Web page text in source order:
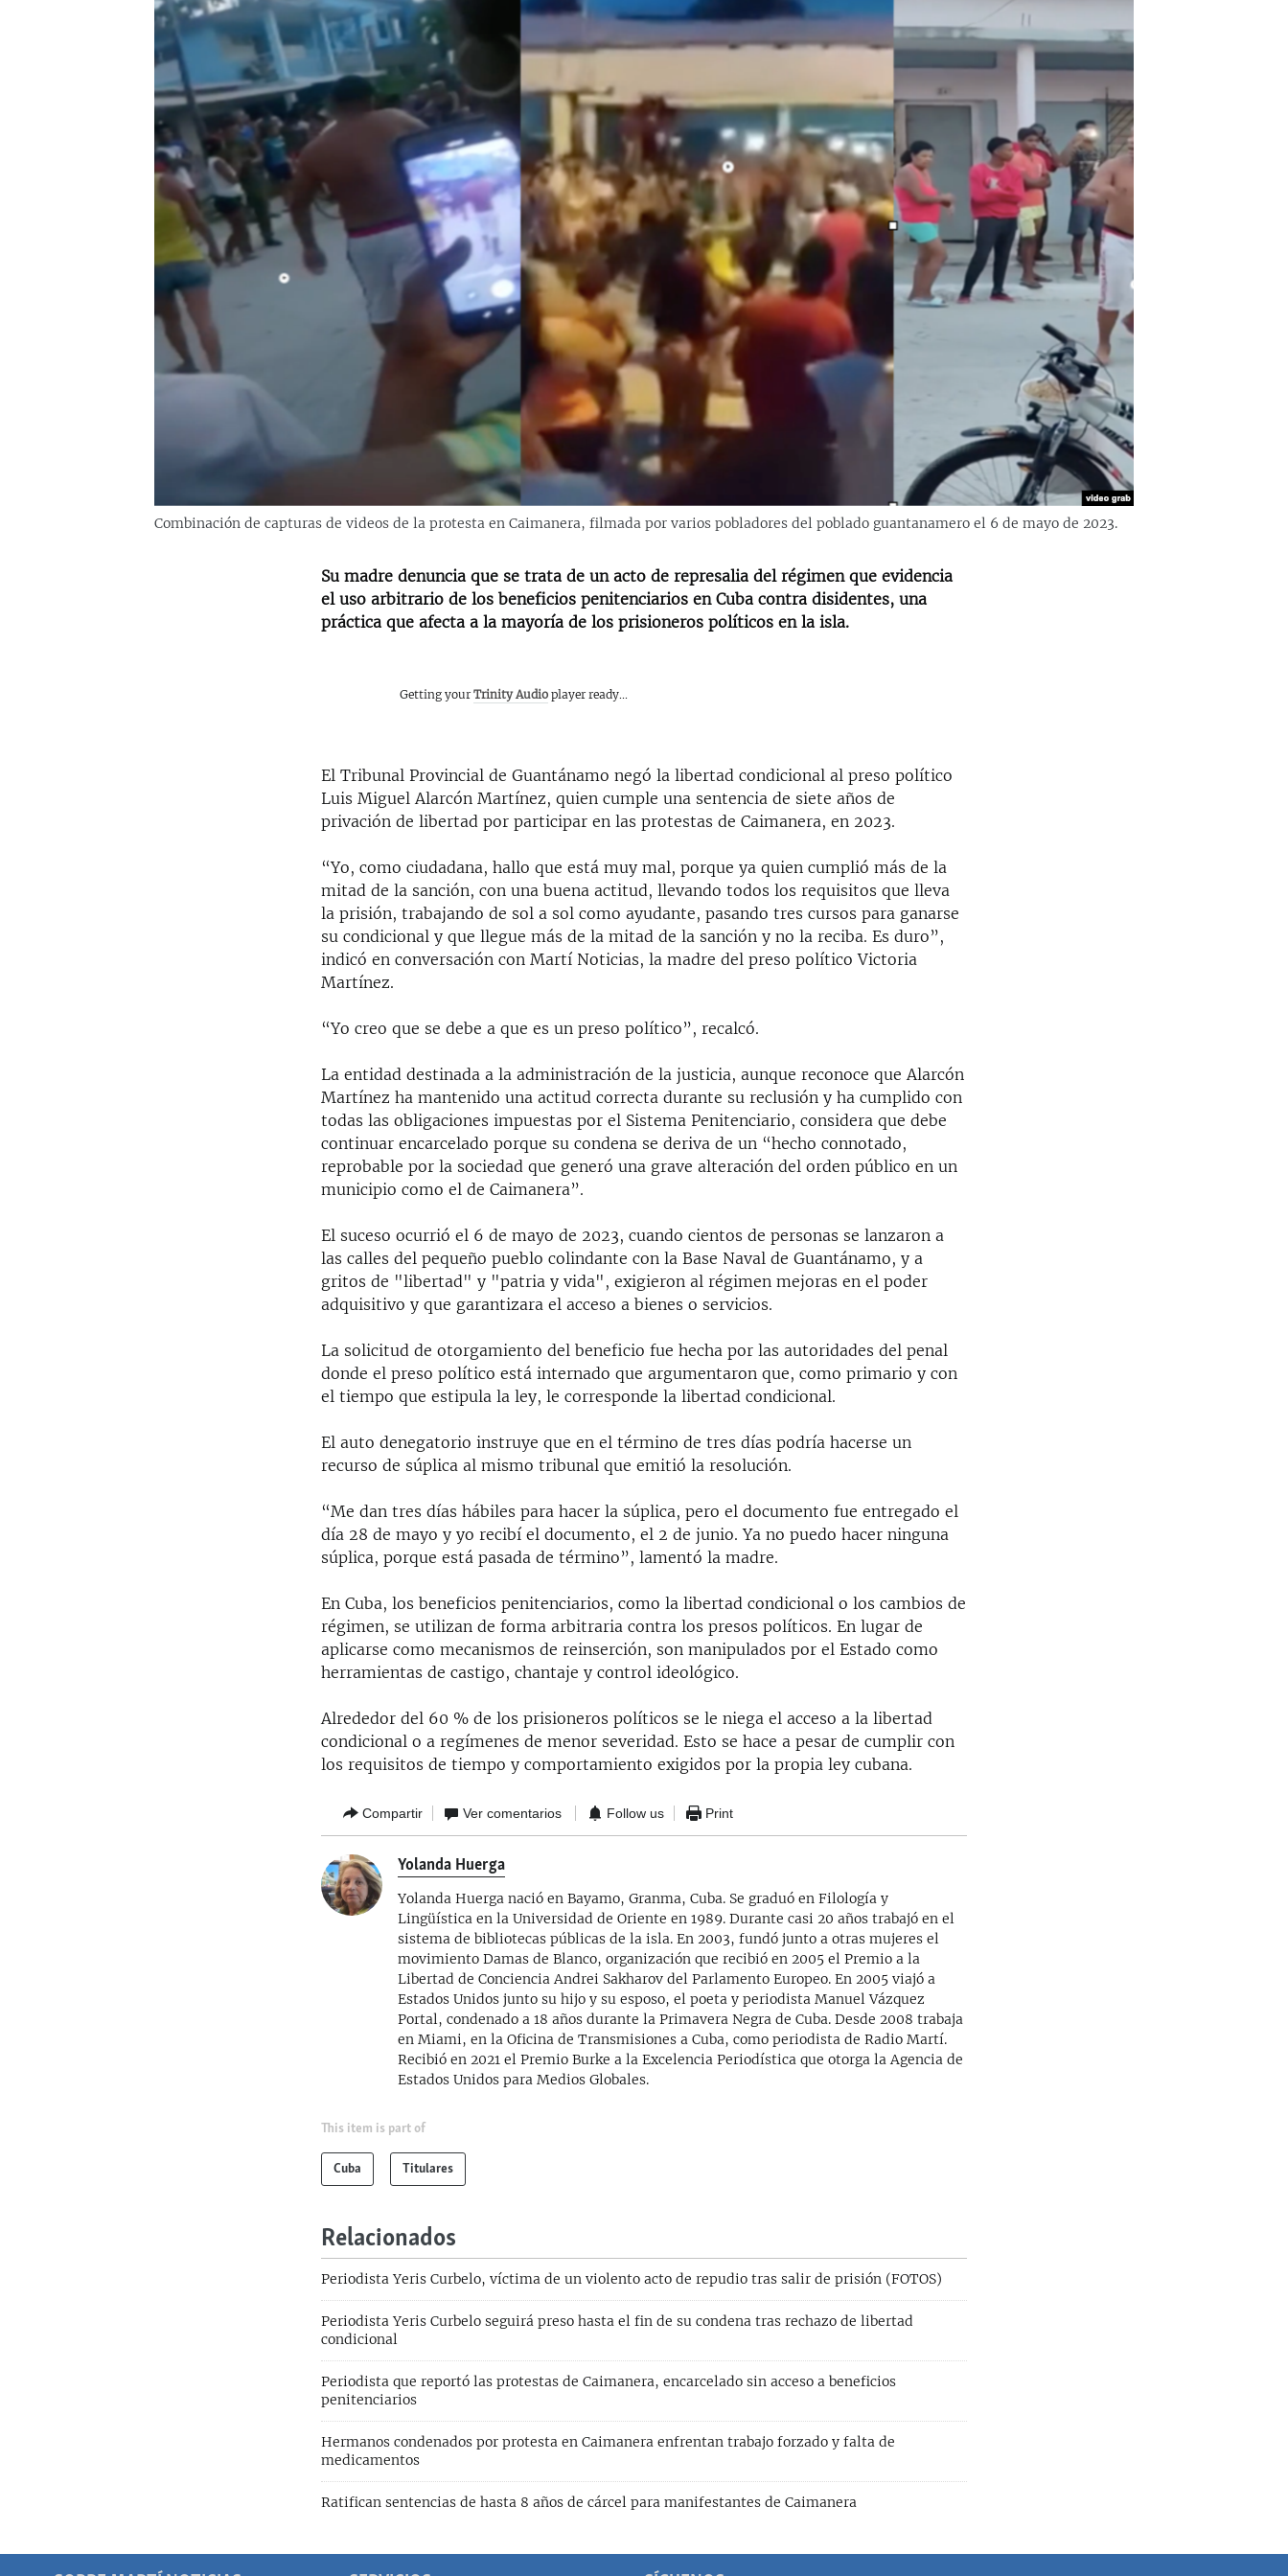
LA REALIDAD DE LA VIVIENDA EN
SER VIEJO EN CUBA
LOS SANTOS DE HIALEAH
DESINFORMACIÓN RUSA EN
LA INVASIÓN DE RUSIA A UCRANIA
Combinación de capturas de videos de la protesta en Caimanera, filmada por varios pobladores del poblado guantanamero el 6 de mayo de 2023.
Su madre denuncia que se trata de un acto de represalia del régimen que evidencia
el uso arbitrario de los beneficios penitenciarios en Cuba contra disidentes, una
práctica que afecta a la mayoría de los prisioneros políticos en la isla.
Getting yourTrinity Audio player ready...
El Tribunal Provincial de Guantánamo negó la libertad condicional al preso político
Luis Miguel Alarcón Martínez, quien cumple una sentencia de siete años de
privación de libertad por participar en las protestas de Caimanera, en 2023.
“Yo, como ciudadana, hallo que está muy mal, porque ya quien cumplió más de la
mitad de la sanción, con una buena actitud, llevando todos los requisitos que lleva
la prisión, trabajando de sol a sol como ayudante, pasando tres cursos para ganarse
su condicional y que llegue más de la mitad de la sanción y no la reciba. Es duro”,
indicó en conversación con Martí Noticias, la madre del preso político Victoria
Martínez.
“Yo creo que se debe a que es un preso político”, recalcó.
La entidad destinada a la administración de la justicia, aunque reconoce que Alarcón
Martínez ha mantenido una actitud correcta durante su reclusión y ha cumplido con
todas las obligaciones impuestas por el Sistema Penitenciario, considera que debe
continuar encarcelado porque su condena se deriva de un “hecho connotado,
reprobable por la sociedad que generó una grave alteración del orden público en un
municipio como el de Caimanera”.
El suceso ocurrió el 6 de mayo de 2023, cuando cientos de personas se lanzaron a
las calles del pequeño pueblo colindante con la Base Naval de Guantánamo, y a
gritos de "libertad" y "patria y vida", exigieron al régimen mejoras en el poder
adquisitivo y que garantizara el acceso a bienes o servicios.
La solicitud de otorgamiento del beneficio fue hecha por las autoridades del penal
donde el preso político está internado que argumentaron que, como primario y con
el tiempo que estipula la ley, le corresponde la libertad condicional.
El auto denegatorio instruye que en el término de tres días podría hacerse un
recurso de súplica al mismo tribunal que emitió la resolución.
“Me dan tres días hábiles para hacer la súplica, pero el documento fue entregado el
día 28 de mayo y yo recibí el documento, el 2 de junio. Ya no puedo hacer ninguna
súplica, porque está pasada de término”, lamentó la madre.
En Cuba, los beneficios penitenciarios, como la libertad condicional o los cambios de
régimen, se utilizan de forma arbitraria contra los presos políticos. En lugar de
aplicarse como mecanismos de reinserción, son manipulados por el Estado como
herramientas de castigo, chantaje y control ideológico.
Alrededor del 60 % de los prisioneros políticos se le niega el acceso a la libertad
condicional o a regímenes de menor severidad. Esto se hace a pesar de cumplir con
los requisitos de tiempo y comportamiento exigidos por la propia ley cubana.
Compartir Ver comentarios Follow us Print
Yolanda Huerga
Yolanda Huerga nació en Bayamo, Granma, Cuba. Se graduó en Filología y
Lingüística en la Universidad de Oriente en 1989. Durante casi 20 años trabajó en el
sistema de bibliotecas públicas de la isla. En 2003, fundó junto a otras mujeres el
movimiento Damas de Blanco, organización que recibió en 2005 el Premio a la
Libertad de Conciencia Andrei Sakharov del Parlamento Europeo. En 2005 viajó a
Estados Unidos junto su hijo y su esposo, el poeta y periodista Manuel Vázquez
Portal, condenado a 18 años durante la Primavera Negra de Cuba. Desde 2008 trabaja
en Miami, en la Oficina de Transmisiones a Cuba, como periodista de Radio Martí.
Recibió en 2021 el Premio Burke a la Excelencia Periodística que otorga la Agencia de
Estados Unidos para Medios Globales.
This item is part of
Cuba Titulares
Relacionados
Periodista Yeris Curbelo, víctima de un violento acto de repudio tras salir de prisión (FOTOS)
Periodista Yeris Curbelo seguirá preso hasta el fin de su condena tras rechazo de libertad
condicional
Periodista que reportó las protestas de Caimanera, encarcelado sin acceso a beneficios
penitenciarios
Hermanos condenados por protesta en Caimanera enfrentan trabajo forzado y falta de
medicamentos
Ratifican sentencias de hasta 8 años de cárcel para manifestantes de Caimanera